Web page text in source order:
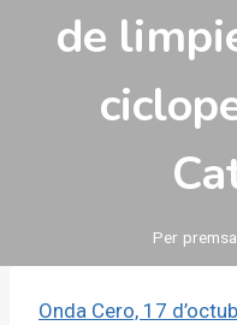
de
Per premsa
Onda Cero, 17